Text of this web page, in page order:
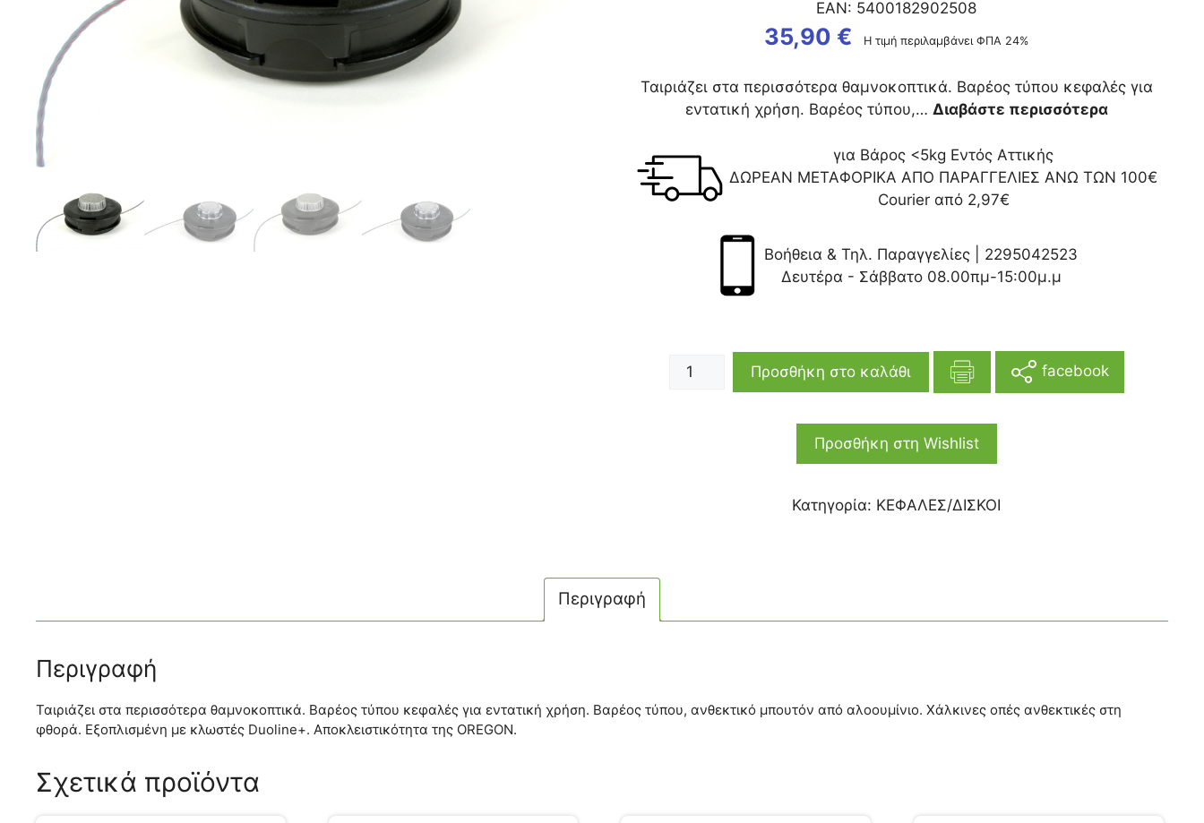
EAN: 5400182902508
35,90 € Η τιμή περιλαμβάνει ΦΠΑ 24%
Ταιριάζει στα περισσότερα θαμνοκοπτικά. Βαρέος τύπου κεφαλές για
εντατική χρήση. Βαρέος τύπου,… Διαβάστε περισσότερα
για Βάρος <5kg Εντός Αττικής
ΔΩΡΕΑΝ ΜΕΤΑΦΟΡΙΚΑ ΑΠΟ ΠΑΡΑΓΓΕΛΙΕΣ ΑΝΩ ΤΩΝ 100€
Courier από 2,97€
Βοήθεια & Τηλ. Παραγγελίες | 2295042523
Δευτέρα - Σάββατο 08.00πμ-15:00μ.μ
130mm
ποσότητα
Προσθήκη στο καλάθι facebook
Προσθήκη στη Wishlist
Κατηγορία: ΚΕΦΑΛΕΣ/ΔΙΣΚΟΙ
Περιγραφή
Περιγραφή
Ταιριάζει στα περισσότερα θαμνοκοπτικά. Βαρέος τύπου κεφαλές για εντατική χρήση. Βαρέος τύπου, ανθεκτικό μπουτόν από αλοουμίνιο. Χάλκινες οπές ανθεκτικές στη
φθορά. Εξοπλισμένη με κλωστές Duoline+. Αποκλειστικότητα της OREGON.
Σχετικά προϊόντα